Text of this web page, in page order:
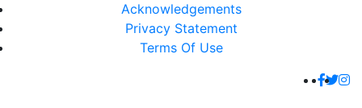
Acknowledgements
Privacy Statement
Terms Of Use